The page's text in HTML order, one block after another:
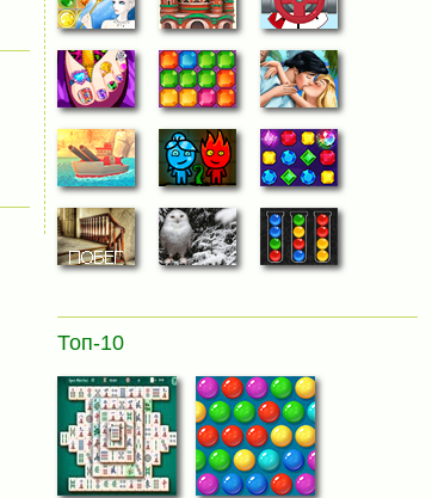
Топ-10